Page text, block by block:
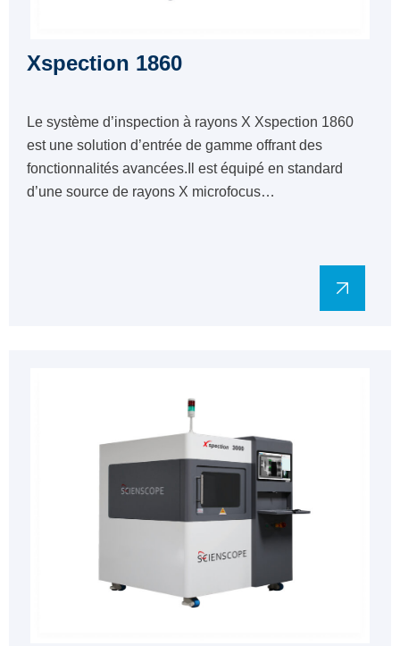
Xspection 1860
Le système d’inspection à rayons X Xspection 1860
est une solution d’entrée de gamme offrant des
fonctionnalités avancées.Il est équipé en standard
d’une source de rayons X microfocus…